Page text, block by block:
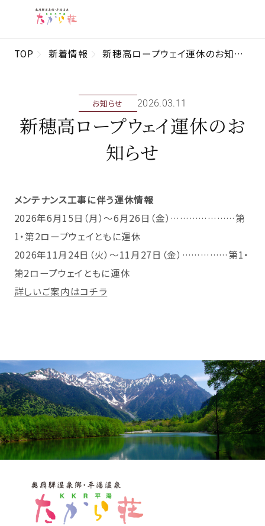
TOP 新着情報 新穂高ロープウェイ運休のお知らせ
新穂高ロープウェイ運休のお
知らせ
2026年03月11日
お知らせ
メンテナンス工事に伴う運休情報
2026年6月15日（月）～6月26日（金）…………………第
1・第2ロープウェイともに運休
2026年11月24日（火）～11月27日（金）……………第1・
第2ロープウェイともに運休
詳しいご案内はコチラ